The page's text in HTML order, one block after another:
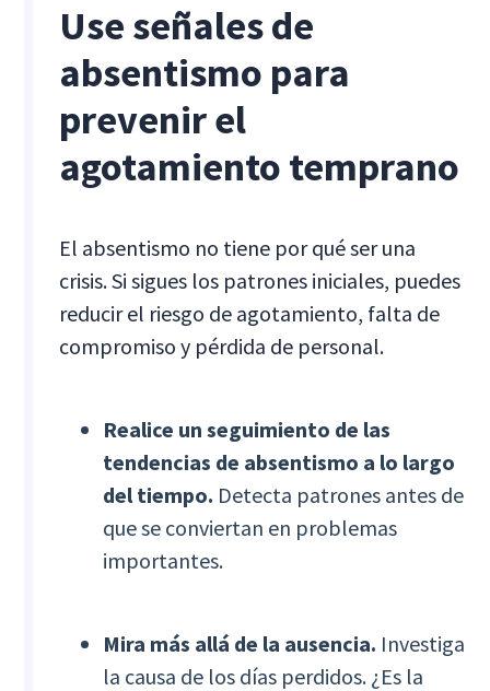
Use señales de
absentismo para
prevenir el
agotamiento temprano
El absentismo no tiene por qué ser una
crisis. Si sigues los patrones iniciales, puedes
reducir el riesgo de agotamiento, falta de
compromiso y pérdida de personal.
Realice un seguimiento de las
tendencias de absentismo a lo largo
del tiempo. Detecta patrones antes de
que se conviertan en problemas
importantes.
Mira más allá de la ausencia. Investiga
la causa de los días perdidos. ¿Es la